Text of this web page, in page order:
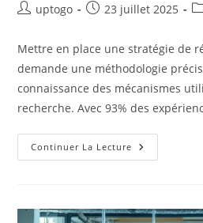
uptogo 23 juillet 2025
Mettre en place une stratégie de
demande une méthodologie
connaissance des mécanismes
recherche. Avec 93% des
Continuer La Lecture